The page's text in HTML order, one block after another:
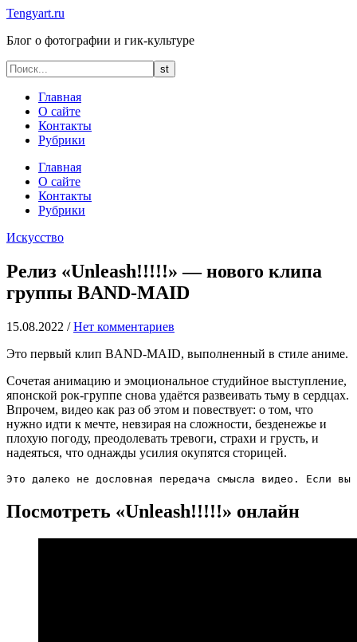
Tengyart.ru
Блог о фотографии и гик-культуре
Главная
О сайте
Контакты
Рубрики
Главная
О сайте
Контакты
Рубрики
Искусство
Релиз «Unleash!!!!!» — нового клипа
группы BAND-MAID
15.08.2022 / Нет комментариев
Это первый клип BAND-MAID, выполненный в стиле аниме.
Сочетая анимацию и эмоциональное студийное выступление,
японской рок-группе снова удаётся развеивать тьму в сердцах.
Впрочем, видео как раз об этом и повествует: о том, что
нужно идти к мечте, невзирая на сложности, безденежье и
плохую погоду, преодолевать тревоги, страхи и грусть, и
надеяться, что однажды усилия окупятся сторицей.
Это далеко не дословная передача смысла видео. Если
Посмотреть «Unleash!!!!!» онлайн